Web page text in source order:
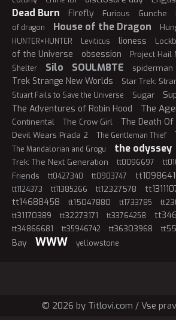
Dead Burn
Firefly Furious Gunche
of dragon
House of the Dragon
HUNTER×HUNTER Leviticus lioness
of the Universe
obsession Project Hail
Shelter Silo SOULM8TE spiderman
Trek Strange New Worlds
Star Trek:
Stuart Fails to Save the Universe Sugar
The Adventures of Robin Hood The
Continental
The Crow Girl The Death Of
Devil Wears Prada 2
The Gentleman Thief
The Mandalorian and Grogu the odyssey
Trek: The Next Generation
tt0096697
Friends
tt0427340 tt0903747
tt1124373 tt11385266 tt12327578
tt14688458 tt15047880 tt1733785
tt31170389
tt32273171 tt33764258
tt34866681 tt35946742 tt36303968
Bay
WWW yellowstone
© 2026 by Titlovi.com / Vse